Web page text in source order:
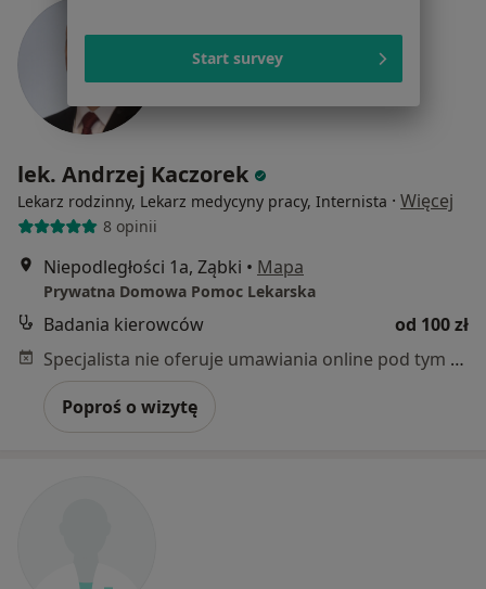
lek. Andrzej Kaczorek
Lekarz rodzinny, Lekarz medycyny pracy, Internista · Więcej
8 opinii
Niepodległości 1a, Ząbki • Mapa
Prywatna Domowa Pomoc Lekarska
Badania kierowców
od 100 zł
Specjalista nie oferuje umawiania online pod tym adresem.
Poproś o wizytę
Start survey